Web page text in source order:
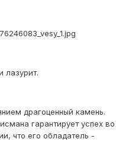
лазурит.
драгоценный камень.
гарантирует успех во
что его обладатель -